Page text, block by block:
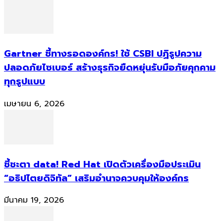
Gartner ชี้ทางรอดองค์กร! ใช้ CSBI ปฏิรูปความ
ปลอดภัยไซเบอร์ สร้างธุรกิจยืดหยุ่นรับมือภัยคุกคาม
ทุกรูปแบบ
เมษายน 6, 2026
ชี้ชะตา data! Red Hat เปิดตัวเครื่องมือประเมิน
“อธิปไตยดิจิทัล” เสริมอำนาจควบคุมให้องค์กร
มีนาคม 19, 2026